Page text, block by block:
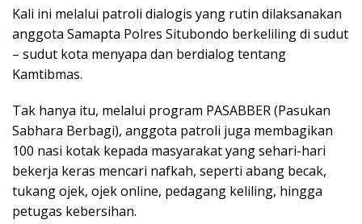
Kali ini melalui patroli dialogis yang rutin dilaksanakan
anggota Samapta Polres Situbondo berkeliling di sudut
– sudut kota menyapa dan berdialog tentang
Kamtibmas.
Tak hanya itu, melalui program PASABBER (Pasukan
Sabhara Berbagi), anggota patroli juga membagikan
100 nasi kotak kepada masyarakat yang sehari-hari
bekerja keras mencari nafkah, seperti abang becak,
tukang ojek, ojek online, pedagang keliling, hingga
petugas kebersihan.